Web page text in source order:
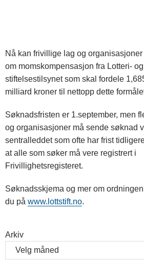
Nå kan frivillige lag og
om momskompensasjon fra Lotteri- og
stiftelsestilsynet som skal fordele
milliard kroner til nettopp dette
Søknadsfristen er 1.september, men
og organisasjoner må sende søknad
sentralleddet som ofte har frist
at alle som søker må vere registrert i
Frivillighetsregisteret.
Søknadsskjema og mer om
du på www.lottstift.no.
Arkiv